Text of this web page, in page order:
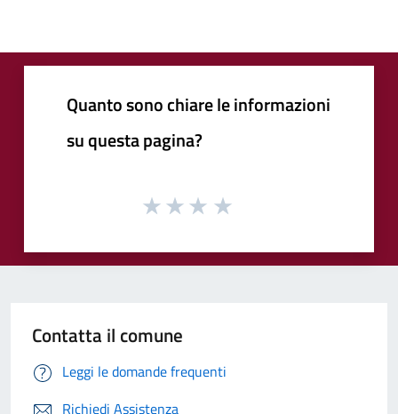
Quanto sono chiare le informazioni
su questa pagina?
Contatta il comune
Leggi le domande frequenti
Richiedi Assistenza